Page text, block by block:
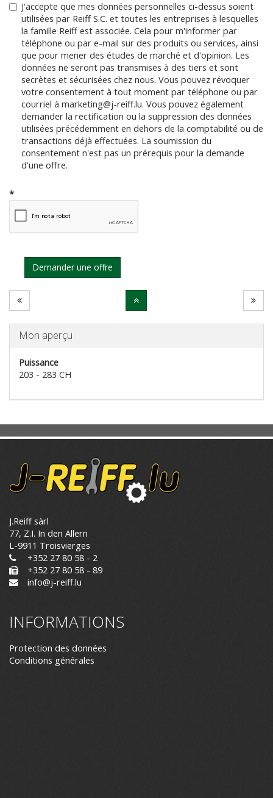
J'accepte que mes données personnelles ci-dessus soient
utilisées par Reiff S.C. et toutes les entreprises à lesquelles
la famille Reiff est associée. Cela pour m'informer par
téléphone ou par e-mail sur des produits ou services, ainsi
que pour mener des études de marché et d'opinion. Les
données ne seront pas transmises à des tiers et sont
secrètes et sécurisées chez nous. Vous pouvez révoquer
votre consentement à tout moment par téléphone ou par
courriel à marketing@j-reiff.lu. Vous pouvez également
demander la rectification ou la suppression des données
utilisées précédemment en dehors de la comptabilité ou de
transactions déjà effectuées. La soumission du
consentement n'est pas un prérequis pour la demande
d'une offre.
*
Mon aperçu
Puissance
203 - 283 CH
J.Reiff sàrl
77, Z.I. In den Allern
L-9911 Troisvierges
+352 27 80 58 - 2
+352 27 80 58 - 89
info@j-reiff.lu
INFORMATIONS
Protection des données
Conditions générales